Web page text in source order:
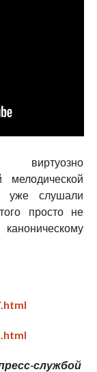
виртуозно
мелодической
уже слушали
просто не
службой